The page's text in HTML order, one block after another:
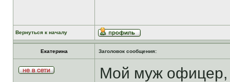
Вернуться к началу
Екатерина Заголовок сообщения:
Мой муж офицер,